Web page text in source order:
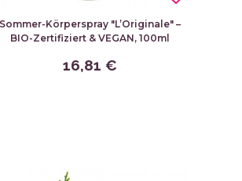
Sommer-Körperspray "L’Originale" –
BIO-Zertifiziert & VEGAN, 100ml
16,81 €